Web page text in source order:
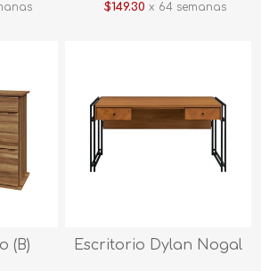
$149.30 x 64 semanas
(B)
Escritorio Dylan Nogal